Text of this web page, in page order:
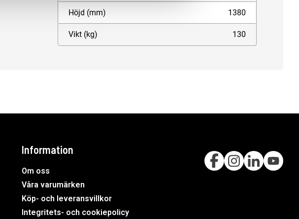
Höjd (mm) 1380
Vikt (kg) 130
Information
Om oss
Våra varumärken
Köp- och leveransvillkor
Integritets- och cookiepolicy